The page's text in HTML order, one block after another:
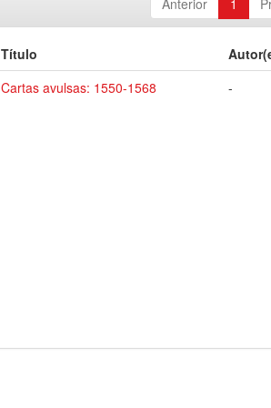
Anterior 1
Título
Cartas avulsas: 1550-1568 -